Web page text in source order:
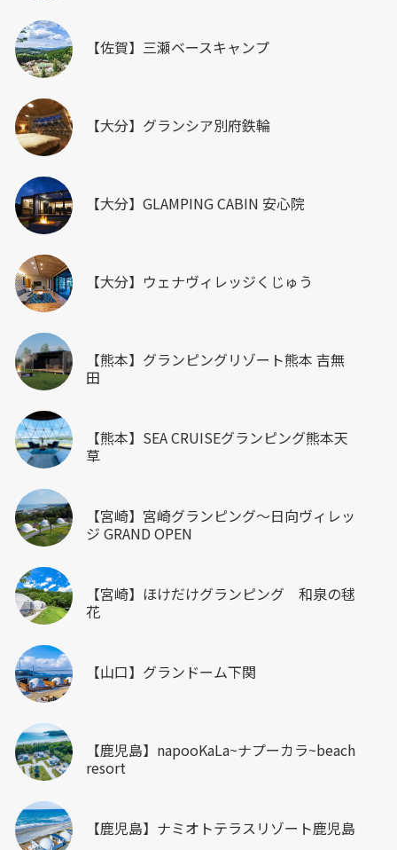
【佐賀】三瀬ベースキャンプ
【大分】グランシア別府鉄輪
【大分】GLAMPING CABIN 安心院
【大分】ウェナヴィレッジくじゅう
【熊本】グランピングリゾート熊本 吉無
田
【熊本】SEA CRUISEグランピング熊本天
草
【宮崎】宮崎グランピング～日向ヴィレッ
ジ GRAND OPEN
【宮崎】ほけだけグランピング 和泉の毬
花
【山口】グランドーム下関
【鹿児島】napooKaLa~ナプーカラ~beach
resort
【鹿児島】ナミオトテラスリゾート鹿児島